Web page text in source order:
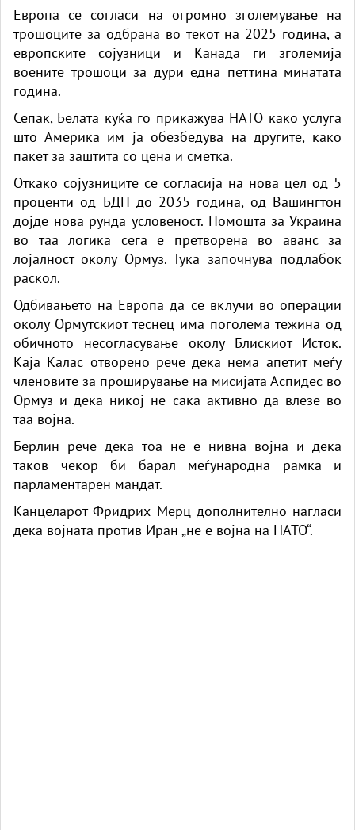
Европа се согласи на огромно зголемување на
трошоците за одбрана во текот на 2025 година, а
европските сојузници и Канада ги зголемија
воените трошоци за дури една петтина минатата
година.
Сепак, Белата куќа го прикажува НАТО како услуга
што Америка им ја обезбедува на другите, како
пакет за заштита со цена и сметка.
Откако сојузниците се согласија на нова цел од 5
проценти од БДП до 2035 година, од Вашингтон
дојде нова рунда условеност. Помошта за Украина
во таа логика сега е претворена во аванс за
лојалност околу Ормуз. Тука започнува подлабок
раскол.
Одбивањето на Европа да се вклучи во операции
околу Ормутскиот теснец има поголема тежина од
обичното несогласување околу Блискиот Исток.
Каја Калас отворено рече дека нема апетит меѓу
членовите за проширување на мисијата Аспидес во
Ормуз и дека никој не сака активно да влезе во
таа војна.
Берлин рече дека тоа не е нивна војна и дека
таков чекор би барал меѓународна рамка и
парламентарен мандат.
Канцеларот Фридрих Мерц дополнително нагласи
дека војната против Иран „не е војна на НАТО“.